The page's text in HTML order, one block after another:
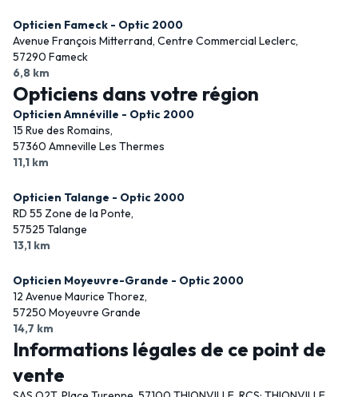
Opticien Fameck - Optic 2000
Avenue François Mitterrand, Centre Commercial Leclerc,
57290 Fameck
6,8 km
Opticiens dans votre région
Opticien Amnéville - Optic 2000
15 Rue des Romains,
57360 Amneville Les Thermes
11,1 km
Opticien Talange - Optic 2000
RD 55 Zone de la Ponte,
57525 Talange
13,1 km
Opticien Moyeuvre-Grande - Optic 2000
12 Avenue Maurice Thorez,
57250 Moyeuvre Grande
14,7 km
Informations légales de ce point de
vente